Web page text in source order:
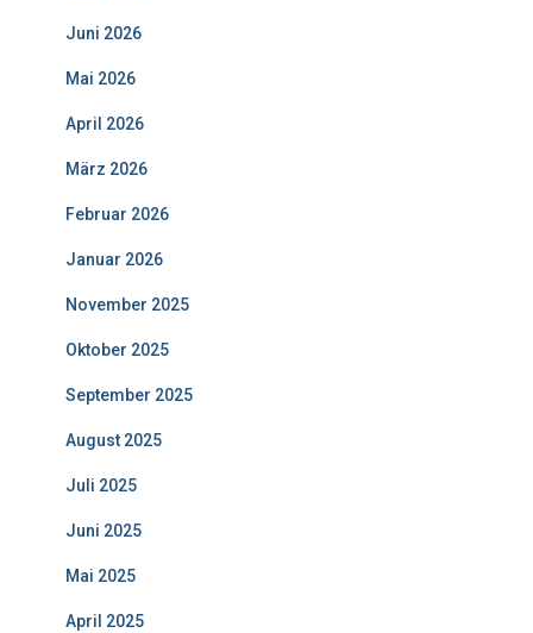
Juni 2026
Mai 2026
April 2026
März 2026
Februar 2026
Januar 2026
November 2025
Oktober 2025
September 2025
August 2025
Juli 2025
Juni 2025
Mai 2025
April 2025